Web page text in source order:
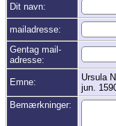
Dit navn:
mailadresse:
Gentag mail-
adresse:
Emne:
Ursula
jun.
Bemærkninger: